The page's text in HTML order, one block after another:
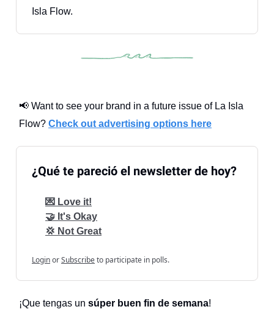
Isla Flow.
📢 Want to see your brand in a future issue of La Isla
Flow? Check out advertising options here
¿Qué te pareció el newsletter de hoy?
💌 Love it!
🤝 It's Okay
💢 Not Great
LoginorSubscribeto participate in polls.
¡Que tengas un súper buen fin de semana!